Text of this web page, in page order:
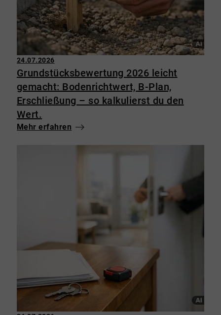
24.07.2026
Grundstücksbewertung 2026 leicht
gemacht: Bodenrichtwert, B-Plan,
Erschließung – so kalkulierst du den
Wert.
Mehr erfahren